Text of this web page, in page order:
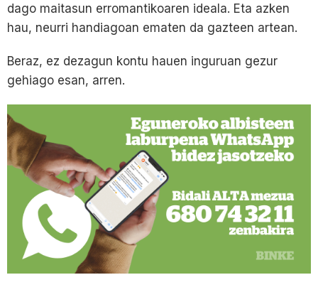
dago maitasun erromantikoaren ideala. Eta azken
hau, neurri handiagoan ematen da gazteen artean.
Beraz, ez dezagun kontu hauen inguruan gezur
gehiago esan, arren.